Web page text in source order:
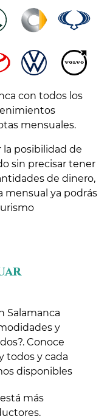
con todos los
mensuales.
posibilidad de
sin precisar tener
de dinero,
mensual ya podrás
Salamanca
y
Conoce
todos y cada
disponibles
más